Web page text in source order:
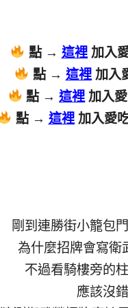
點 → 這裡加入
點 → 這裡加入
點 →這裡加入
點 → 這裡加入愛
剛到連勝街小籠包
為什麼招牌會寫衛
不過看騎樓旁的
應該沒